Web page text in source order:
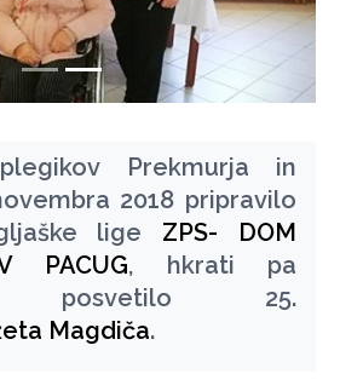
Prekmurja in
2018 pripravilo
lige ZPS- DOM
PACUG, hkrati pa
posvetilo 25.
Magdiča.